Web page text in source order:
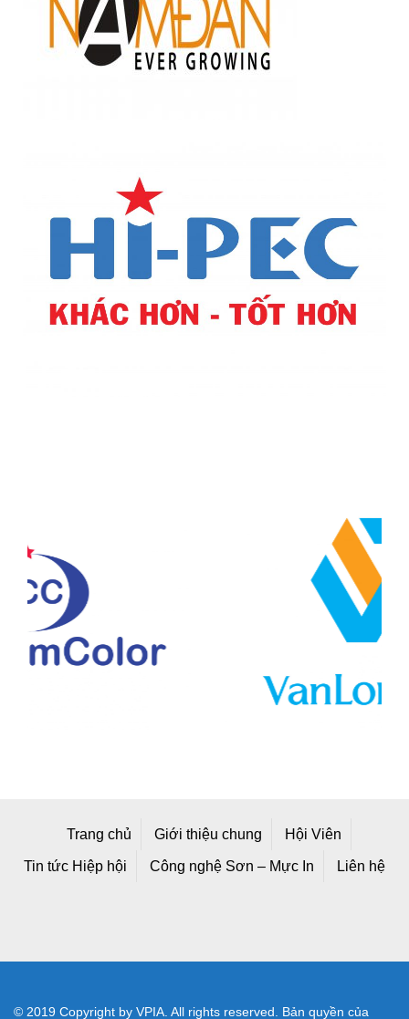
Trang chủ Giới thiệu chung Hội Viên
Tin tức Hiệp hội Công nghệ Sơn – Mực In Liên hệ
© 2019 Copyright by VPIA. All rights reserved. Bản quyền của